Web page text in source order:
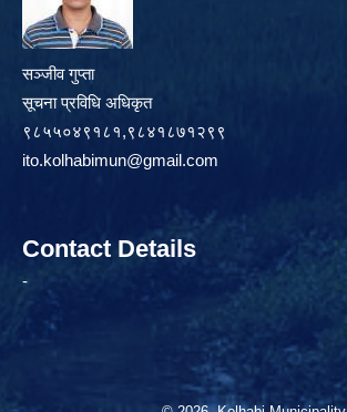
सञ्जीव गुप्ता
सूचना प्रविधि अधिकृत
९८५५०४९१८१,९८४१८७१२९९
ito.kolhabimun@gmail.com
Contact Details
-